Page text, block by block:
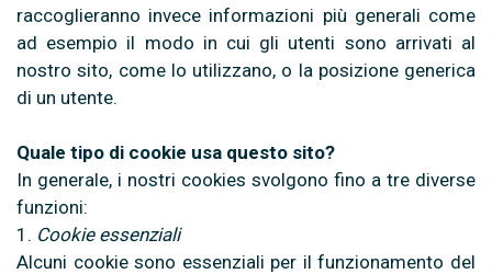
raccoglieranno invece informazioni più generali come
ad esempio il modo in cui gli utenti sono arrivati al
nostro sito, come lo utilizzano, o la posizione generica
di un utente.
Quale tipo di cookie usa questo sito?
In generale, i nostri cookies svolgono fino a tre diverse
funzioni:
1. Cookie essenziali
Alcuni cookie sono essenziali per il funzionamento del